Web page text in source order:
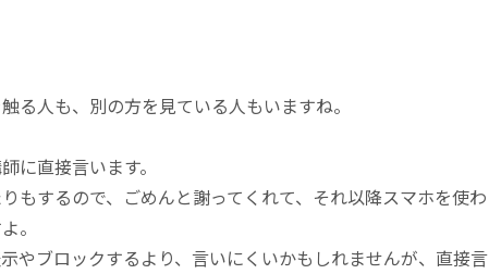
る人も、別の方を見ている人もいますね。
に直接言います。
もするので、ごめんと謝ってくれて、それ以降スマホを使わ
。
やブロックするより、言いにくいかもしれませんが、直接言